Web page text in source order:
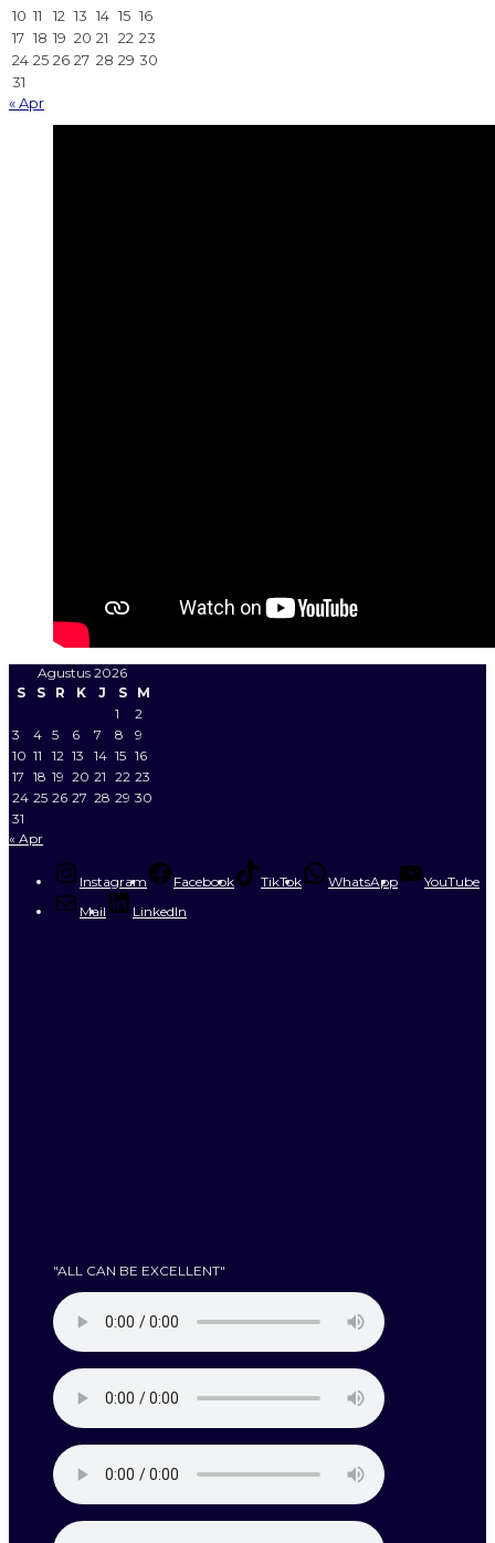
10 11 12 13 14 15 16
17 18 19 20 21 22 23
24 25 26 27 28 29 30
31
« Apr
Agustus 2026
S
S R K J S
M
1
2
3
4 5 6 7 8
9
10 11 12 13 14 15 16
17 18 19 20 21 22 23
24 25 26 27 28 29 30
31
« Apr
Instagram Facebook TikTok WhatsApp
YouTube
Mail
LinkedIn
"ALL CAN BE EXCELLENT"